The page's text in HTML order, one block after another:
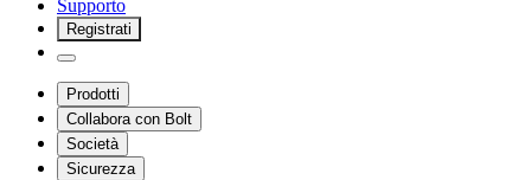
Supporto
Registrati
Prodotti
Collabora con Bolt
Società
Sicurezza